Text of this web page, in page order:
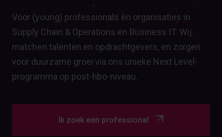
Voor (young) professionals én organisaties in
Supply Chain & Operations en Business IT. Wij
matchen talenten en opdrachtgevers, en zorgen
voor duurzame groei via ons unieke Next Level-
programma op post-hbo-niveau.
Ik zoek een professional